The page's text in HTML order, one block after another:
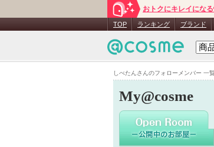
しべたんさんのフォローメンバー 一
おトクにキレイになる
TOP ランキング ブランド
My@cosme
しべ